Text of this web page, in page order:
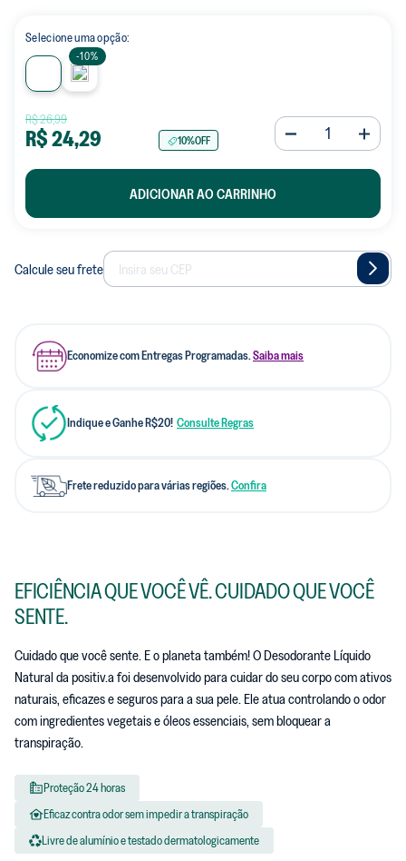
Selecione uma opção:
-10%
R$26,99
R$24,29 10%OFF
ADICIONAR AO CARRINHO
Calcule seu frete
Economize com Entregas Programadas.Saiba mais
Indique e Ganhe R$20! Consulte Regras
Frete reduzido para várias regiões.Confira
EFICIÊNCIA QUE VOCÊ VÊ. CUIDADO QUE VOCÊ
SENTE.
Cuidado que você sente. E o planeta também! O Desodorante Líquido
Natural da positiv.a foi desenvolvido para cuidar do seu corpo com ativos
naturais, eficazes e seguros para a sua pele. Ele atua controlando o odor
com ingredientes vegetais e óleos essenciais, sem bloquear a
transpiração.
Proteção 24 horas
Eficaz contra odor sem impedir a transpiração
Livre de alumínio e testado dermatologicamente